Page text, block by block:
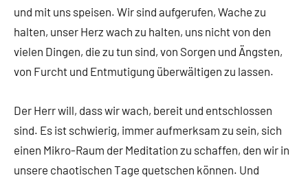
und mit uns speisen. Wir sind aufgerufen, Wache zu
halten, unser Herz wach zu halten, uns nicht von den
vielen Dingen, die zu tun sind, von Sorgen und Ängsten,
von Furcht und Entmutigung überwältigen zu lassen.
Der Herr will, dass wir wach, bereit und entschlossen
sind. Es ist schwierig, immer aufmerksam zu sein, sich
einen Mikro-Raum der Meditation zu schaffen, den wir in
unsere chaotischen Tage quetschen können. Und